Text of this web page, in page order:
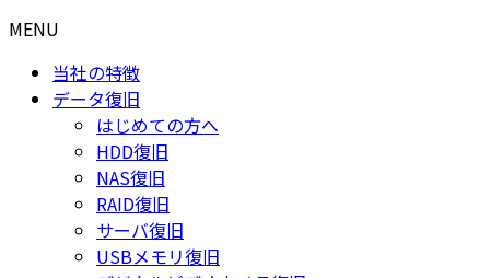
MENU
当社の特徴
データ復旧
はじめての方へ
HDD復旧
NAS復旧
RAID復旧
サーバ復旧
USBメモリ復旧